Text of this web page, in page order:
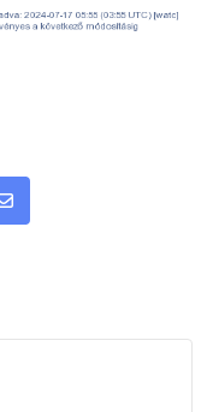
Share